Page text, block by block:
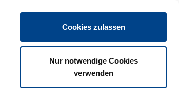
Cookies zulassen
Nur notwendige Cookies
verwenden
Login
Veranstaltungen Download Termine